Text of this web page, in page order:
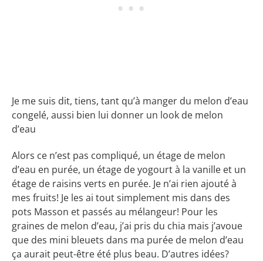
Je me suis dit, tiens, tant qu’à manger du melon d’eau
congelé, aussi bien lui donner un look de melon
d’eau
Alors ce n’est pas compliqué, un étage de melon
d’eau en purée, un étage de yogourt à la vanille et un
étage de raisins verts en purée. Je n’ai rien ajouté à
mes fruits! Je les ai tout simplement mis dans des
pots Masson et passés au mélangeur! Pour les
graines de melon d’eau, j’ai pris du chia mais j’avoue
que des mini bleuets dans ma purée de melon d’eau
ça aurait peut-être été plus beau. D’autres idées?